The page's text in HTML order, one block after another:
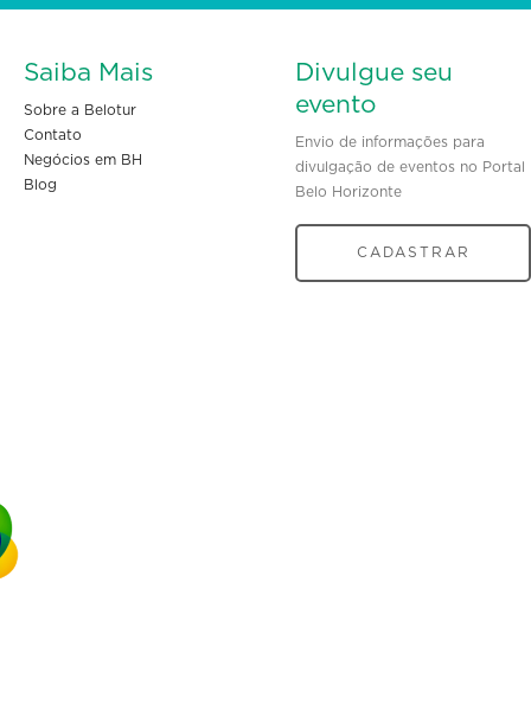
Saiba Mais
Sobre a Belotur
Contato
Negócios em BH
Blog
Divulgue seu
evento
Envio de informações para
divulgação de eventos no Portal
Belo Horizonte
CADASTRAR